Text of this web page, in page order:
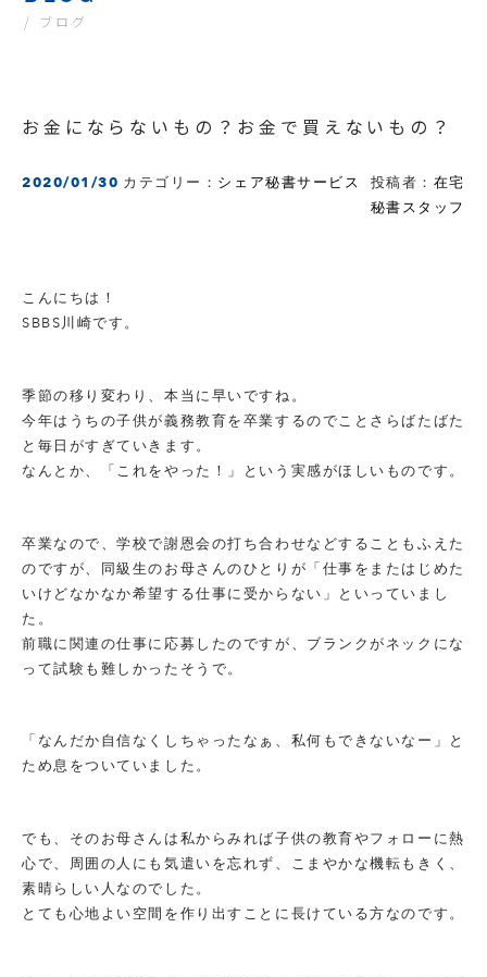
/ ブログ
お金にならないもの？お金で買えないもの？
2020/01/30 カテゴリー： シェア秘書サービス 投稿者： 在宅
秘書スタッフ
こんにちは！
SBBS川崎です。
季節の移り変わり、本当に早いですね。
今年はうちの子供が義務教育を卒業するのでことさらばたばた
と毎日がすぎていきます。
なんとか、「これをやった！」という実感がほしいものです。
卒業なので、学校で謝恩会の打ち合わせなどすることもふえた
のですが、同級生のお母さんのひとりが「仕事をまたはじめた
いけどなかなか希望する仕事に受からない」といっていまし
た。
前職に関連の仕事に応募したのですが、ブランクがネックにな
って試験も難しかったそうで。
「なんだか自信なくしちゃったなぁ、私何もできないなー」と
ため息をついていました。
でも、そのお母さんは私からみれば子供の教育やフォローに熱
心で、周囲の人にも気遣いを忘れず、こまやかな機転もきく、
素晴らしい人なのでした。
とても心地よい空間を作り出すことに長けている方なのです。